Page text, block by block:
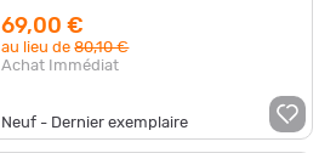
69,00 €
au lieu de80,10 €
Achat Immédiat
Neuf - Dernier exemplaire